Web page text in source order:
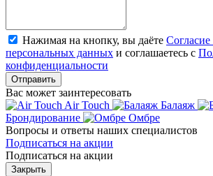
Нажимая на кнопку, вы даёте
персональных данных и соглашаетесь с
конфиденциальности
Отправить
Вас может заинтересовать
Air Touch
Балаяж
Брондирование
Омбре
Вопросы и ответы наших специалистов
Подписаться на акции
Подписаться на акции
Закрыть